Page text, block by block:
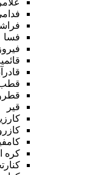
فسا
قطب
قیر
کره